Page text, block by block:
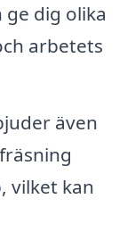
dig olika
arbetets
även
vilket kan